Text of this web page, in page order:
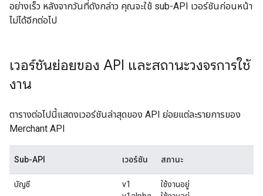
อย่างเร็ว หลังจากวันที่ดังกล่าว คุณจะใช้ sub-API เวอร์ชันก่อนหน้า
ไม่ได้อีกต่อไป
เวอร์ชันย่อยของ API และสถานะวงจรการใช้
งาน
ตารางต่อไปนี้แสดงเวอร์ชันล่าสุดของ API ย่อยแต่ละรายการของ
Merchant API
Sub-API เวอร์ชัน สถานะ
บัญชี
v1
ใช้งานอยู่